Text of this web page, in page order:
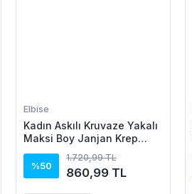
Elbise
Kadın Askılı Kruvaze Yakalı
Maksi Boy Janjan Krep
Elbise
%50
1.720,99 TL
860,99 TL